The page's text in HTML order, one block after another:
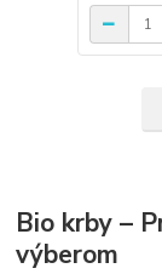
Bio krby –
výberom